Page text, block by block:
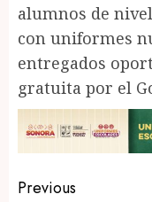
alumnos de
con uniformes
entregados
gratuita por el
Post
Previous